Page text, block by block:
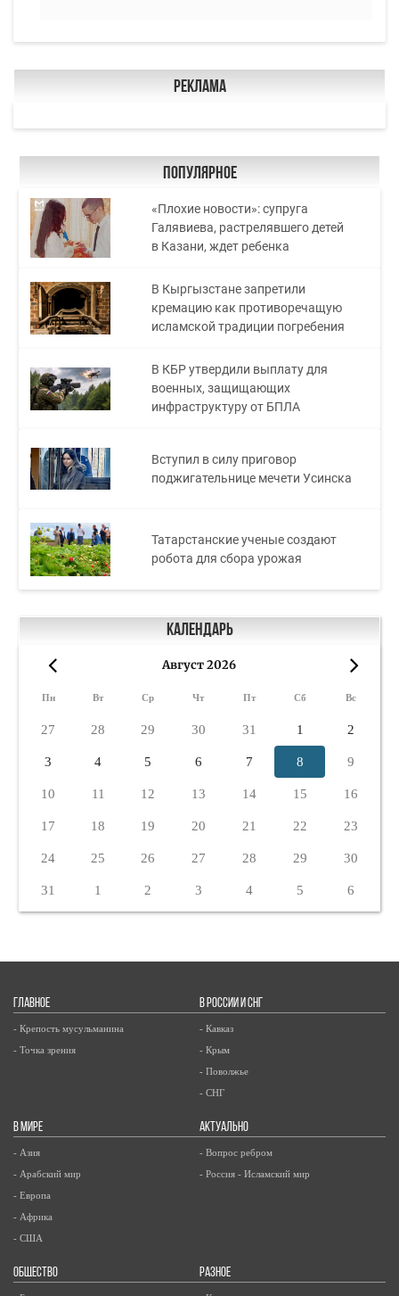
Реклама
Популярное
«Плохие новости»: супруга
Галявиева, растрелявшего детей
в Казани, ждет ребенка
В Кыргызстане запретили
кремацию как противоречащую
исламской традиции погребения
В КБР утвердили выплату для
военных, защищающих
инфраструктуру от БПЛА
Вступил в силу приговор
поджигательнице мечети Усинска
Татарстанские ученые создают
робота для сбора урожая
Календарь
Август 2026
Пн Вт Ср Чт Пт Сб Вс
27 28 29 30 31 1 2
3 4 5 6 7 8 9
10 11 12 13 14 15 16
17 18 19 20 21 22 23
24 25 26 27 28 29 30
31 1 2 3 4 5 6
ГЛАВНОЕ
- Крепость мусульманина
- Точка зрения
В РОССИИ И СНГ
- Кавказ
- Крым
- Поволжье
- СНГ
В МИРЕ
- Азия
- Арабский мир
- Европа
- Африка
- США
АКТУАЛЬНО
- Вопрос ребром
- Россия - Исламский мир
ОБЩЕСТВО РАЗНОЕ